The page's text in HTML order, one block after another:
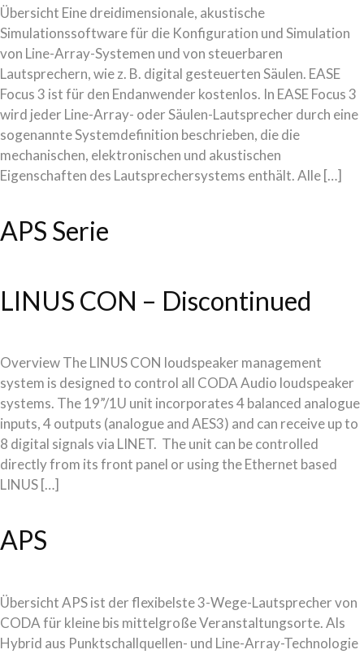
Übersicht Eine dreidimensionale, akustische
Simulationssoftware für die Konfiguration und Simulation
von Line-Array-Systemen und von steuerbaren
Lautsprechern, wie z. B. digital gesteuerten Säulen. EASE
Focus 3 ist für den Endanwender kostenlos. In EASE Focus 3
wird jeder Line-Array- oder Säulen-Lautsprecher durch eine
sogenannte Systemdefinition beschrieben, die die
mechanischen, elektronischen und akustischen
Eigenschaften des Lautsprechersystems enthält. Alle […]
APS Serie
LINUS CON – Discontinued
Overview The LINUS CON loudspeaker management
system is designed to control all CODA Audio loudspeaker
systems. The 19”/1U unit incorporates 4 balanced analogue
inputs, 4 outputs (analogue and AES3) and can receive up to
8 digital signals via LINET. The unit can be controlled
directly from its front panel or using the Ethernet based
LINUS […]
APS
Übersicht APS ist der flexibelste 3-Wege-Lautsprecher von
CODA für kleine bis mittelgroße Veranstaltungsorte. Als
Hybrid aus Punktschallquellen- und Line-Array-Technologie